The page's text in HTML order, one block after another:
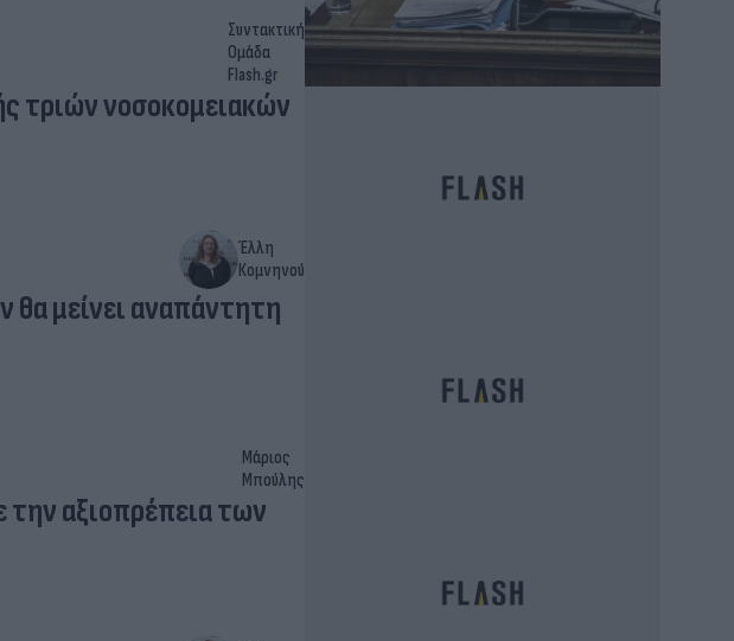
Συντακτική
Ομάδα
Flash.gr
τριών νοσοκομειακών
Έλλη
Κομνηνού
θα μείνει αναπάντητη
Μάριος
Μπούλης
την αξιοπρέπεια των